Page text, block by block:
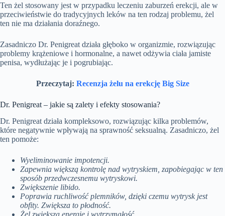
Ten żel stosowany jest w przypadku leczeniu zaburzeń erekcji, ale w
przeciwieństwie do tradycyjnych leków na ten rodzaj problemu, żel
ten nie ma działania doraźnego.
Zasadniczo Dr. Penigreat działa głęboko w organizmie, rozwiązując
problemy krążeniowe i hormonalne, a nawet odżywia ciała jamiste
penisa, wydłużając je i pogrubiając.
Przeczytaj: Recenzja żelu na erekcję Big Size
Dr. Penigreat – jakie są zalety i efekty stosowania?
Dr. Penigreat działa kompleksowo, rozwiązując kilka problemów,
które negatywnie wpływają na sprawność seksualną. Zasadniczo, żel
ten pomoże:
Wyeliminowanie impotencji.
Zapewnia większą kontrolę nad wytryskiem, zapobiegając w ten
sposób przedwczesnemu wytryskowi.
Zwiększenie libido.
Poprawia ruchliwość plemników, dzięki czemu wytrysk jest
obfity. Zwiększa to płodność.
Żel zwiększa energię i wytrzymałość.